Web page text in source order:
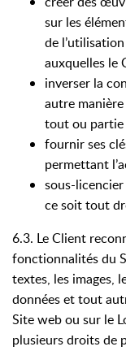
sur les
de
auxquelles le
inverser la
autre
tout ou partie
fournir ses
permettant
sous-
ce soit tout
6.3. Le Client
fonctionnalités du
textes, les images,
données et tout
Site web ou sur le
plusieurs droits de